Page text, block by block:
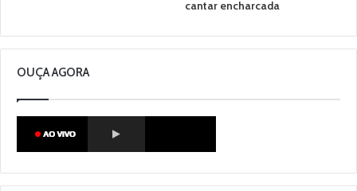
cantar encharcada
OUÇA AGORA